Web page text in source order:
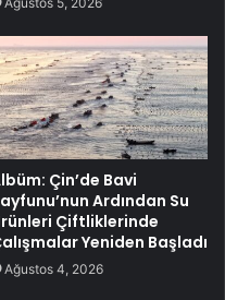
Çin’de Bavi
Ardından Su
Çiftliklerinde
Yeniden Başladı
Ağustos 4, 2026